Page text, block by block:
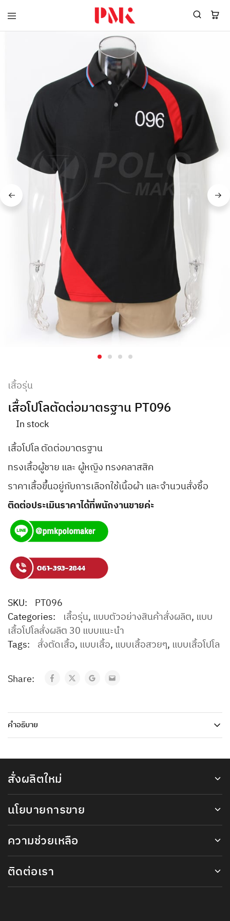
PMK
Polomaker
สินค้า
สร้าง
แบรนด์
ผู้
ยูนิฟอร์ม
บริษัท
มาตรฐาน
ISO9001
อุตสาหกรรม
เสื้อรุ่น
เสื้อโปโลตัดต่อมาตรฐาน PT096
In stock
เสื้อโปโล ตัดต่อมาตรฐาน
ทรงเสื้อผู้ชาย และ ผู้หญิง ทรงคลาสสิค
ราคาเสื้อขึ้นอยู่กับการเลือกใช้เนื้อผ้า และจำนวนสั่งซื้อ
ติดต่อประเมินราคาได้ที่พนักงานขายค่ะ
SKU: PT096
Categories: เสื้อรุ่น, แบบตัวอย่างสินค้าสั่งผลิต, แบบ
เสื้อโปโลสั่งผลิต 30 แบบแนะนำ
Tags: สั่งตัดเสื้อ, แบบเสื้อ, แบบเสื้อสวยๆ, แบบเสื้อโปโล
Share:
คำอธิบาย
สั่งผลิตใหม่
นโยบายการขาย
ความช่วยเหลือ
ติดต่อเรา